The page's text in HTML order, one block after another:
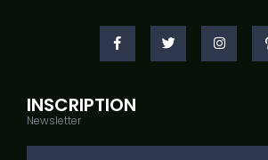
INSCRIPTION
Newsletter